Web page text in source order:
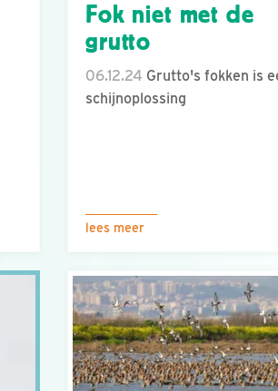
Fok niet met de
grutto
06.12.24 Grutto's fokken is
schijnoplossing
lees meer